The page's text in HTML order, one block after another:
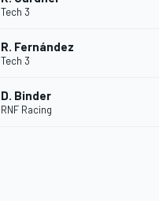
Tech 3
R. Fernández
Tech 3
D. Binder
RNF Racing